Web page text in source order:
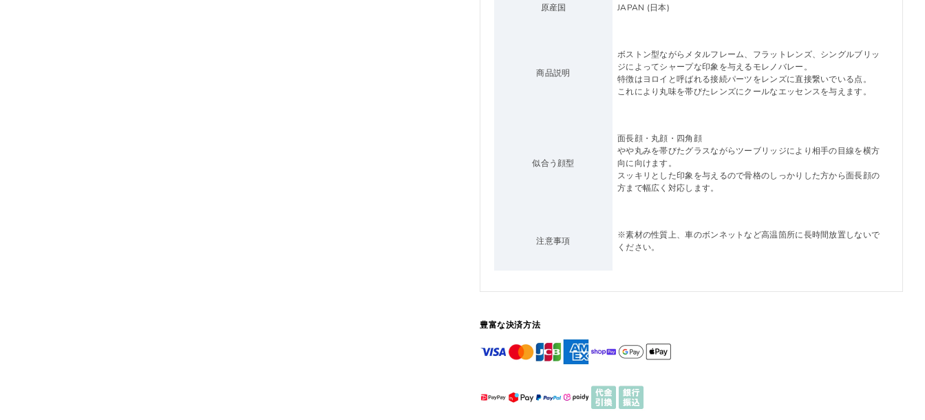
原産国 JAPAN (日本)
商品説明
ボストン型ながらメタルフレーム、フラットレンズ、シングルブリッ
ジによってシャープな印象を与えるモレノバレー。
特徴はヨロイと呼ばれる接続パーツをレンズに直接繋いでいる点。
これにより丸味を帯びたレンズにクールなエッセンスを与えます。
似合う顔型
面長顔・丸顔・四角顔
やや丸みを帯びたグラスながらツーブリッジにより相手の目線を横方
向に向けます。
スッキリとした印象を与えるので骨格のしっかりした方から面長顔の
方まで幅広く対応します。
注意事項
※素材の性質上、車のボンネットなど高温箇所に長時間放置しないで
ください。
豊富な決済方法